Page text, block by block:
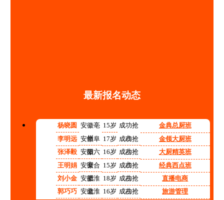
最新报名动态
杨晓圆
安徽亳
州
15岁 成功抢
占
金典总厨班
李明远 安徽阜
阳
17岁 成功抢
占
金领大厨班
张泽毅 安徽六
安
16岁 成功抢
占
大厨精英班
王明娟 安徽合
肥
15岁 成功抢
占
经典西点班
刘小金 安徽淮
北
18岁 成功抢
占
直播电商
郭巧巧
安徽淮 16岁 成功抢
旅游管理